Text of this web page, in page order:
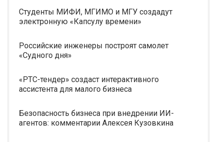
Студенты МИФИ, МГИМО и МГУ создадут
электронную «Капсулу времени»
Российские инженеры построят самолет
«Судного дня»
«РТС-тендер» создаст интерактивного
ассистента для малого бизнеса
Безопасность бизнеса при внедрении ИИ-
агентов: комментарии Алексея Кузовкина